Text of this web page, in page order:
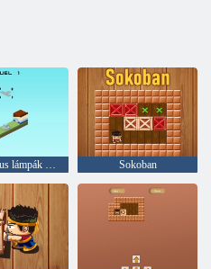
Izometrikus lámpák mozognak Sokoban